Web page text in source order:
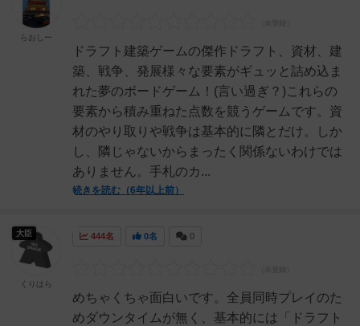
ドラフト建築ゲームの傑作ドラフト、資材、建
築、戦争、発展様々な要素がギュッと詰め込ま
れた夢のボードゲーム！(言い過ぎ？)これらの
要素から積み重ねた点数を競うゲームです。資
材のやり取りや戦争は基本的に隣とだけ。しか
し、隣じゃないからまったく関係ないわけでは
ありません。手札のカ...
続きを読む（6年以上前）
らおしー
444名 0名 0
めちゃくちゃ面白いです。全員同時プレイのた
めダウンタイムが無く、基本的には「ドラフト
大臣
くりはら